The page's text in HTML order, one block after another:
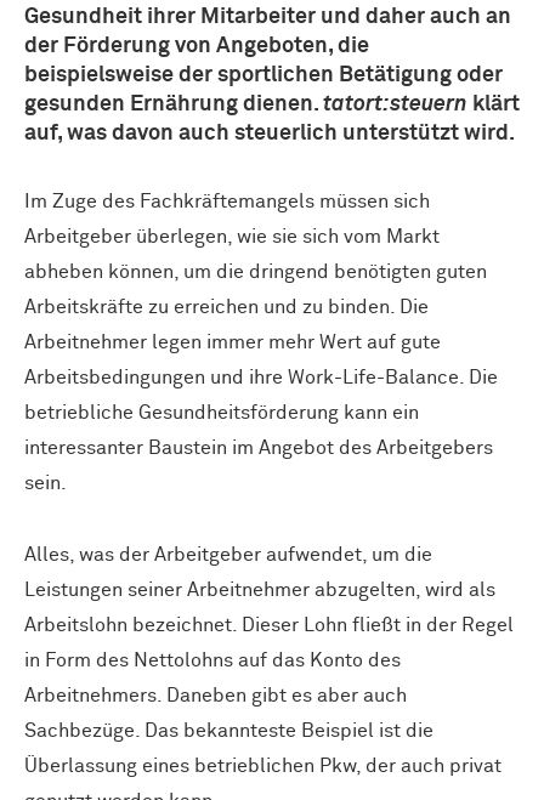
Gesundheit ihrer Mitarbeiter und daher auch an
der Förderung von Angeboten, die
beispielsweise der sportlichen Betätigung oder
gesunden Ernährung dienen. tatort:steuern klärt
auf, was davon auch steuerlich unterstützt wird.
Im Zuge des Fachkräftemangels müssen sich
Arbeitgeber überlegen, wie sie sich vom Markt
abheben können, um die dringend benötigten guten
Arbeitskräfte zu erreichen und zu binden. Die
Arbeitnehmer legen immer mehr Wert auf gute
Arbeitsbedingungen und ihre Work-Life-Balance. Die
betriebliche Gesundheitsförderung kann ein
interessanter Baustein im Angebot des Arbeitgebers
sein.
Alles, was der Arbeitgeber aufwendet, um die
Leistungen seiner Arbeitnehmer abzugelten, wird als
Arbeitslohn bezeichnet. Dieser Lohn fließt in der Regel
in Form des Nettolohns auf das Konto des
Arbeitnehmers. Daneben gibt es aber auch
Sachbezüge. Das bekannteste Beispiel ist die
Überlassung eines betrieblichen Pkw, der auch privat